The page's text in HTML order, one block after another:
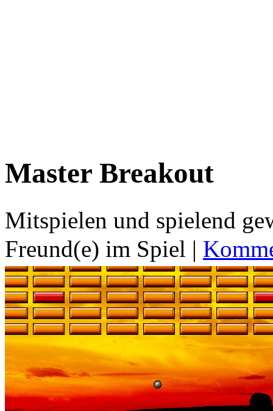
Master Breakout
Mitspielen und spielend
Freund(e) im Spiel |